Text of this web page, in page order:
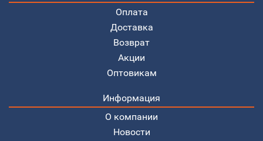
Оплата
Доставка
Возврат
Акции
Оптовикам
Информация
О компании
Новости